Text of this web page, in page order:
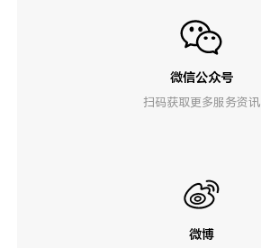
微信公众号
扫码获取更多服务资讯
微博